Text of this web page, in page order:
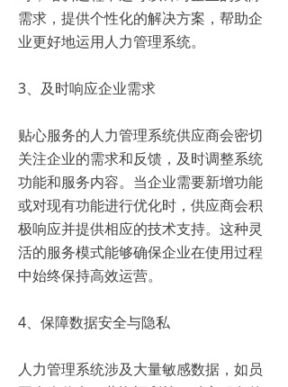
需求，提供个性化的解决方案，帮助企
业更好地运用人力管理系统。
3、及时响应企业需求
贴心服务的人力管理系统供应商会密切
关注企业的需求和反馈，及时调整系统
功能和服务内容。当企业需要新增功能
或对现有功能进行优化时，供应商会积
极响应并提供相应的技术支持。这种灵
活的服务模式能够确保企业在使用过程
中始终保持高效运营。
4、保障数据安全与隐私
人力管理系统涉及大量敏感数据，如员